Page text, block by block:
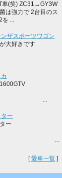
車(笑) ZC31→GY3W
は強力で 2台目のス
...
ザスポーツワゴン
大好きです
カ1600GTV
ー
ースター
[愛車一覧 ]